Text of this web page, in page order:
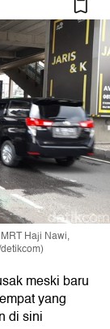
Haji Nawi,
meski baru
yang
di sini